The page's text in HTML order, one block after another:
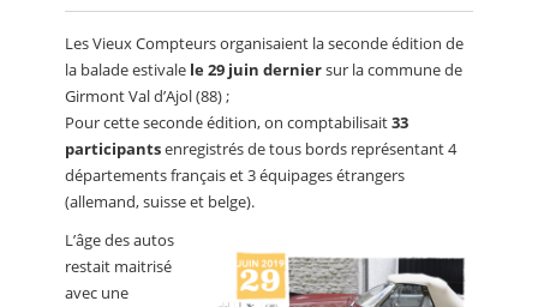
Les Vieux Compteurs organisaient la seconde édition de
la balade estivale le 29 juin derniersur la commune de
Girmont Val d’Ajol (88) ;
Pour cette seconde édition, on comptabilisait33
participantsenregistrés de tous bords représentant 4
départements français et 3 équipages étrangers
(allemand, suisse et belge).
L’âge des autos
restait maitrisé
avec une